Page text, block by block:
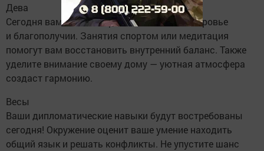
Дева
Сегодня вам стоит сосредоточиться на здоровье
и благополучии. Занятия спортом или медитация
помогут вам восстановить внутренний баланс. Также
уделите внимание своему дому — уютная атмосфера
создаст гармонию.
Весы
Ваши дипломатические навыки будут востребованы
сегодня! Окружение оценит ваше умение находить
общий язык и решать конфликты. Не упустите шанс